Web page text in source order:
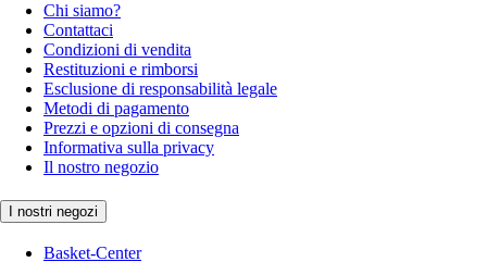
Chi siamo?
Contattaci
Condizioni di vendita
Restituzioni e rimborsi
Esclusione di responsabilità legale
Metodi di pagamento
Prezzi e opzioni di consegna
Informativa sulla privacy
Il nostro negozio
I nostri negozi
Basket-Center